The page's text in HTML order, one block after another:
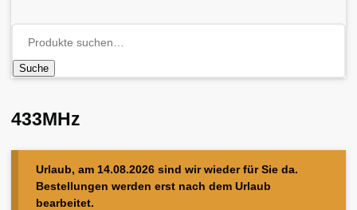
Suche
433MHz
Urlaub, am 14.08.2026 sind wir wieder für Sie da.
Bestellungen werden erst nach dem Urlaub
bearbeitet.